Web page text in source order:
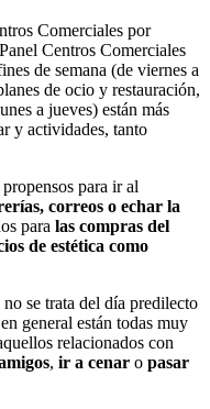
Comerciales por
Centros Comerciales
de semana (de viernes a
de ocio y restauración,
a jueves) están más
y actividades, tanto
para ir al
correos o echar la
para las compras del
de estética como
no se trata del día predilecto
general están todas muy
relacionados con
, ir a cenar o pasar